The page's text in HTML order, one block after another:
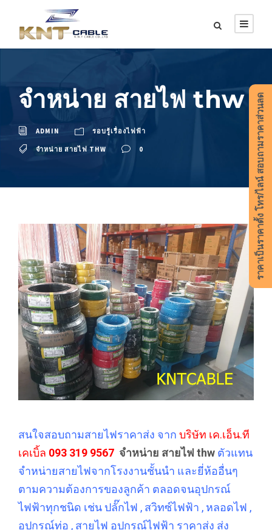
จำหน่าย สายไฟ thw
ADMIN รอบรู้เรื่องไฟฟ้า
จำหน่าย สายไฟ THW 0
สนใจสอบถามสายไฟราคาส่ง จาก บริษัท เค.เอ็น.ที
เคเบิ้ล 093 319 9567 จำหน่าย สายไฟ thw ตัวแทน
จำหน่ายสายไฟจากโรงงานชั้นนำ และยี่ห้ออื่นๆ
ตามความต้องการของลูกค้า ตลอดจนอุปกรณ์
ไฟฟ้าทุกชนิด เช่น ปลั๊กไฟ , สวิทซ์ไฟฟ้า , หลอดไฟ ,
อุปกรณ์ท่อ , สายไฟ อุปกรณ์ไฟฟ้า ราคาส่ง ส่ง
ราคาเป็นราคาตั้ง โทร/ไลน์ สอบถามราคาส่วนลด